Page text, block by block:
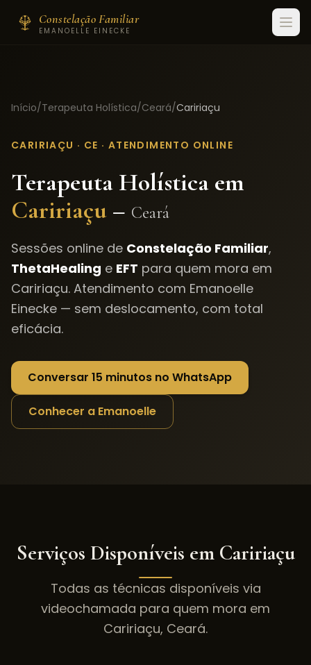
Constelação Familiar
EMANOELLE EINECKE
Início/Terapeuta Holística/Ceará/Caririaçu
CARIRIAÇU · CE · ATENDIMENTO ONLINE
Terapeuta Holística em
Caririaçu – Ceará
Sessões online de Constelação Familiar,
ThetaHealing e EFT para quem mora em
Caririaçu. Atendimento com Emanoelle
Einecke — sem deslocamento, com total
eficácia.
Conversar 15 minutos no WhatsApp
Conhecer a Emanoelle
Serviços Disponíveis em Caririaçu
Todas as técnicas disponíveis via
videochamada para quem mora em
Caririaçu, Ceará.